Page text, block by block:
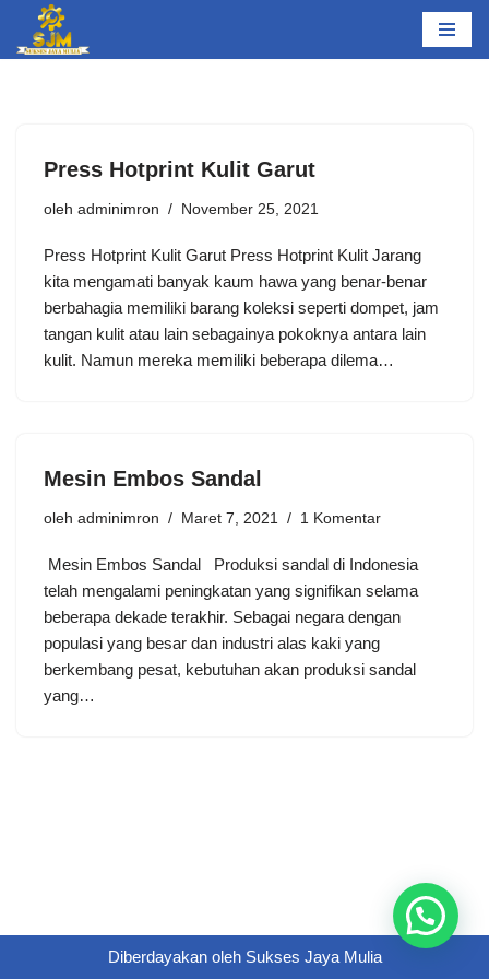
Lompat
Press Hotprint Kulit Garut
oleh adminimron November 25, 2021
Press Hotprint Kulit Garut Press Hotprint Kulit Jarang
kita mengamati banyak kaum hawa yang benar-benar
berbahagia memiliki barang koleksi seperti dompet, jam
tangan kulit atau lain sebagainya pokoknya antara lain
kulit. Namun mereka memiliki beberapa dilema…
Mesin Embos Sandal
oleh adminimron Maret 7, 2021 1 Komentar
Mesin Embos Sandal Produksi sandal di Indonesia
telah mengalami peningkatan yang signifikan selama
beberapa dekade terakhir. Sebagai negara dengan
populasi yang besar dan industri alas kaki yang
berkembang pesat, kebutuhan akan produksi sandal
yang…
Diberdayakan oleh Sukses Jaya Mulia